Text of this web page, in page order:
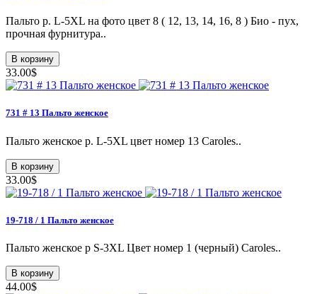
Пальто p. L-5XL на фото цвет 8 ( 12, 13, 14, 16, 8 ) Био - пух,
прочная фурнитура..
В корзину
33.00$
731 # 13 Пальто женское
Пальто женское p. L-5XL цвет номер 13 Caroles..
В корзину
33.00$
19-718 / 1 Пальто женское
Пальто женское p S-3XL Цвет номер 1 (черный) Caroles..
В корзину
44.00$